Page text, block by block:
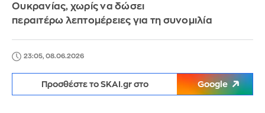
Ουκρανίας, χωρίς να δώσει
περαιτέρω λεπτομέρειες για τη συνομιλία
23:05, 08.06.2026
Προσθέστε το SKAI.gr στο Google